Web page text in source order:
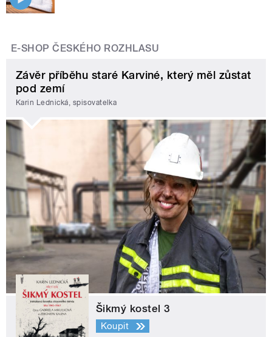
E-SHOP ČESKÉHO ROZHLASU
Závěr příběhu staré Karviné, který měl zůstat
pod zemí
Karin Lednická, spisovatelka
Šikmý kostel 3
Koupit